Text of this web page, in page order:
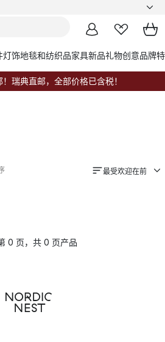
灯饰地毯和纺织品家具新品礼物创意品牌
瑞典直邮，全部价格已含税！
最受欢迎在前
0 页，共 0 页产品